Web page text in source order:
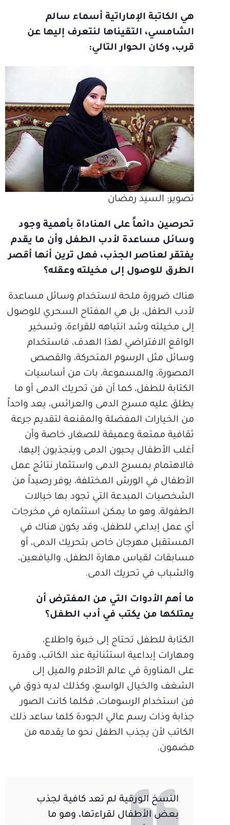
هي الكاتبة الإماراتية أسماء سالم
الشامسي، التقيناها لنتعرف إليها عن
قرب، وكان الحوار التالي:
تصوير: السيد رمضان
تحرصين دائماً على المناداة بأهمية وجود
وسائل مساعدة لأدب الطفل وأن ما يقدم
يفتقر لعناصر الجذب، فهل ترين أنها أقصر
الطرق للوصول إلى مخيلته وعقله؟
هناك ضرورة ملحة لاستخدام وسائل مساعدة
لأدب الطفل، بل هي المفتاح السحري للوصول
إلى مخيلته وشد انتباهه للقراءة، وتسخير
الواقع الافتراضي لهذا الهدف، فاستخدام
وسائل مثل الرسوم المتحركة، والقصص
المصورة، والمسموعة، بات من أساسيات
الكتابة للطفل، كما أن فن تحريك الدمى أو ما
يطلق عليه مسرح الدمى والعرائس، يعد واحداً
من الخيارات المفضلة والمقنعة لتقديم جرعة
ثقافية ممتعة وعميقة للصغار، خاصة وأن
أغلب الأطفال يحبون الدمى وينجذبون إليها،
فالاهتمام بمسرح الدمى واستثمار نتائج عمل
الأطفال في الورش المختلفة، يوفر رصيداً من
الشخصيات المبدعة التي تجود بها خيالات
الطفولة، وهو ما يمكن استثماره في مخرجات
أي عمل إبداعي للطفل، وقد يكون هناك في
المستقبل مهرجان خاص بتحريك الدمى، أو
مسابقات لقياس مهارة الطفل، واليافعين،
والشباب في تحريك الدمى.
ما أهم الأدوات التي من المفترض أن
يمتلكها من يكتب في أدب الطفل؟
الكتابة للطفل تحتاج إلى خبرة واطلاع،
ومهارات إبداعية استثنائية عند الكاتب، وقدرة
على المناورة في عالم الأحلام والميل إلى
الشغف والخيال الواسع، وكذلك لديه ذوق في
فن استخدام الرسومات، فكلما كانت الصور
جذابة وذات رسم عالي الجودة كلما ساعد ذلك
الكاتب لأن يجذب الطفل نحو ما يقدمه من
مضمون.
النسخ الورقية لم تعد كافية لجذب
بعض الأطفال لقراءتها، وهو ما